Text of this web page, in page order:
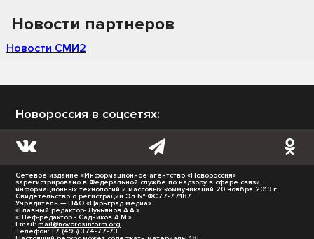
Новости партнеров
Новости СМИ2
Новороссия в соцсетях:
Сетевое издание «Информационное агентство «Новороссия»
зарегистрировано в Федеральной службе по надзору в сфере связи,
информационных технологий и массовых коммуникаций 20 ноября 2019 г.
Свидетельство о регистрации Эл № ФС77-77187.
Учредитель — НАО «Царьград медиа».
«Главный редактор- Лукьянов А.А.»
«Шеф-редактор - Садчиков А.М.»
Email: mail@novorosinform.org
Телефон: +7 (495) 374-77-73